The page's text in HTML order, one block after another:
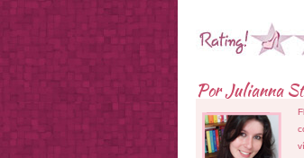
PorJulianna